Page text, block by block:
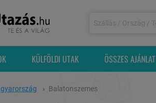
KÜLFÖLDI UTAK ÖSSZES AJÁNLAT
Balatonszemes